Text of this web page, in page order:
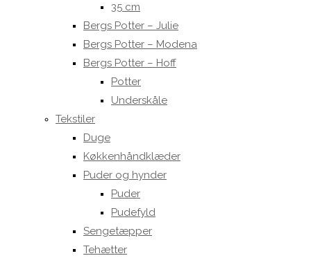
35 cm
Bergs Potter – Julie
Bergs Potter – Modena
Bergs Potter – Hoff
Potter
Underskåle
Tekstiler
Duge
Køkkenhåndklæder
Puder og hynder
Puder
Pudefyld
Sengetæpper
Tehætter